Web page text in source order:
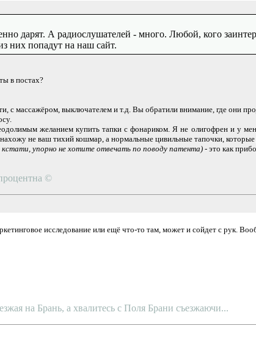
дарят. А радиослушателей - много. Любой, кого
них попадут на наш сайт.
в постах?
с массажёром, выключателем и т.д. Вы обратили внимание, где они
желанием купить тапки с фонариком. Я не олигофрен и у
не ваш тихий кошмар, а нормальные цивильные тапочки,
кстати, упорно не хотите отвечать по поводу патента) - это как
©
исследование или ещё что-то там, может и сойдет с рук.
на Брань, а хвалитесь с Поля Брани съезжаючи...